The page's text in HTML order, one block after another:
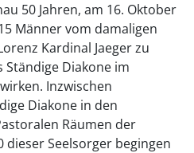
50 Jahren, am 16. Oktober
Männer vom damaligen
Kardinal Jaeger zu
Ständige Diakone im
Inzwischen
Diakone in den
Räumen der
dieser Seelsorger begingen